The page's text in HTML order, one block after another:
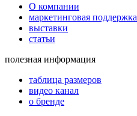
О компании
маркетинговая поддержка
выставки
статьи
полезная информация
таблица размеров
видео канал
о бренде